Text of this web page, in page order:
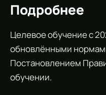
Подробнее
Целевое обучение с
обновлёнными
Постановлением
обучении.